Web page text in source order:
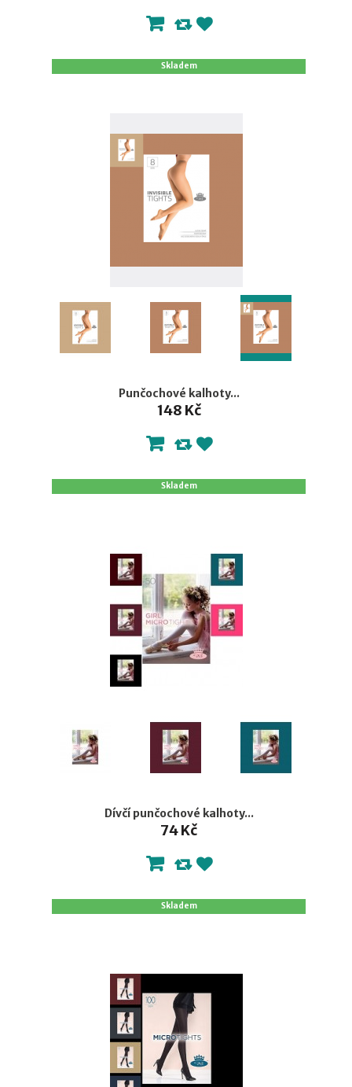
Skladem
Punčochové kalhoty...
148 Kč
Skladem
Dívčí punčochové kalhoty...
74 Kč
Skladem